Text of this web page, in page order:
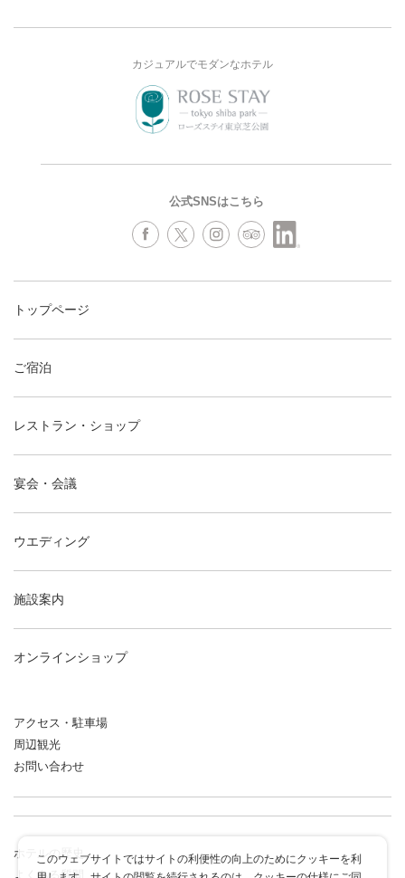
このウェブサイトではサイトの利便性の向上のためにクッキーを利
カジュアルでモダンなホテル
公式SNSはこちら
トップページ
ご宿泊
レストラン・ショップ
宴会・会議
ウエディング
施設案内
オンラインショップ
アクセス・駐車場
周辺観光
お問い合わせ
ホテルの歴史
よくある質問